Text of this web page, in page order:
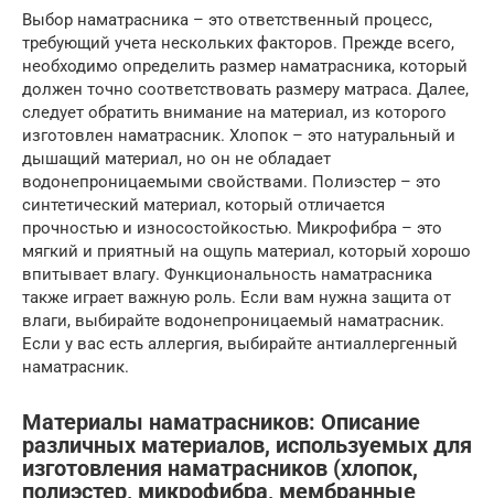
Выбор наматрасника – это ответственный процесс,
требующий учета нескольких факторов. Прежде всего,
необходимо определить размер наматрасника, который
должен точно соответствовать размеру матраса. Далее,
следует обратить внимание на материал, из которого
изготовлен наматрасник. Хлопок – это натуральный и
дышащий материал, но он не обладает
водонепроницаемыми свойствами. Полиэстер – это
синтетический материал, который отличается
прочностью и износостойкостью. Микрофибра – это
мягкий и приятный на ощупь материал, который хорошо
впитывает влагу. Функциональность наматрасника
также играет важную роль. Если вам нужна защита от
влаги, выбирайте водонепроницаемый наматрасник.
Если у вас есть аллергия, выбирайте антиаллергенный
наматрасник.
Материалы наматрасников: Описание
различных материалов, используемых для
изготовления наматрасников (хлопок,
полиэстер, микрофибра, мембранные